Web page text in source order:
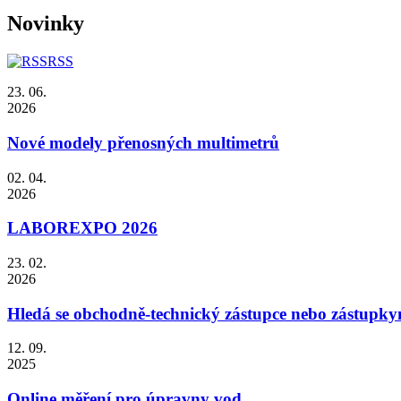
Novinky
RSS
23. 06.
2026
Nové modely přenosných multimetrů
02. 04.
2026
LABOREXPO 2026
23. 02.
2026
Hledá se obchodně-technický zástupce nebo
12. 09.
2025